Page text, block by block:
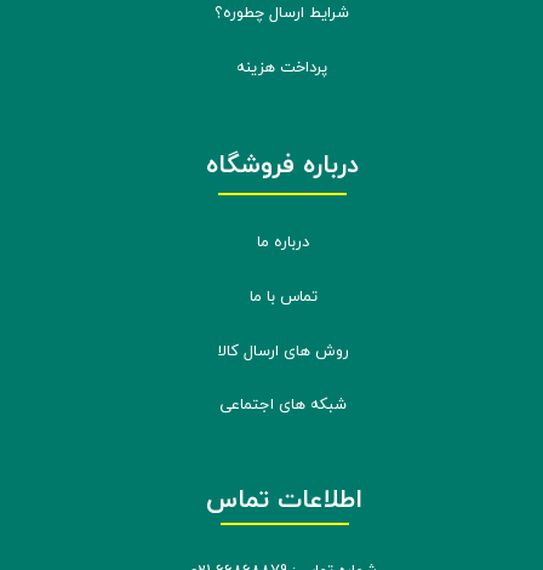
شرایط ارسال چطوره؟
پرداخت هزینه
درباره فروشگاه
درباره ما
تماس با ما
روش های ارسال کالا
شبکه های اجتماعی
اطلاعات تماس